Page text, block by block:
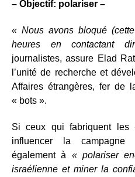
– Objectif: polariser –
« Nous avons bloqué
heures en contactant
journalistes, assure Elad
l’unité de recherche et
Affaires étrangères, fer de
« bots ».
Si ceux qui fabriquent les
influencer la campagne
également à « polariser
israélienne et miner la